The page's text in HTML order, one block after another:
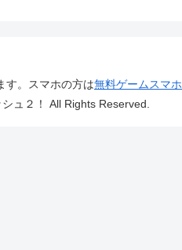
す。スマホの方は無料ゲームスマホ
ュ２！ All Rights Reserved.